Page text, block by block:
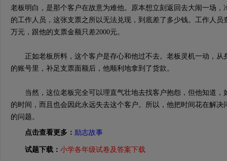
老板明白，是那个客户在故意为难他。原本想立刻返回去大闹一场，
的工作人员，这张支票之所以无法兑现，到底差了多少钱。工作人员
万元，跟他的支票金额只差2000元。
正如老板所料，这个客户是存心和他过不去。老板灵机一动，从
的账号里，补足支票面额后，他顺利地拿到了货款。
当然，这位老板完全可以理直气壮地去找客户抱怨，但他知道，
的时间，而且也会因此永远失去这个客户。所以，他把时间花在解决
的问题。
点击查看更多： 励志故事
试题下载： 小学各年级试卷及答案下载